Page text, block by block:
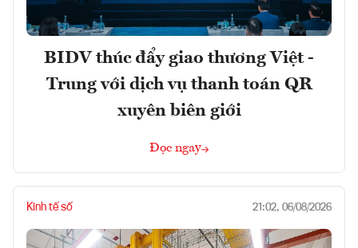
BIDV thúc đẩy giao thương Việt -
Trung với dịch vụ thanh toán QR
xuyên biên giới
Đọc ngay
Kinh tế số 21:02, 06/08/2026